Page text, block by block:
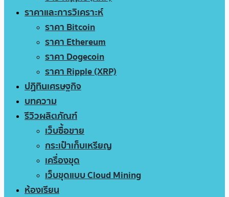
ราคาและการวิเคราะห์
ราคา Bitcoin
ราคา Ethereum
ราคา Dogecoin
ราคา Ripple (XRP)
ปฏิทินเศรษฐกิจ
บทความ
รีวิวผลิตภัณฑ์
เว็บซื้อขาย
กระเป๋าเก็บเหรียญ
เครื่องขุด
เว็บขุดแบบ Cloud Mining
ห้องเรียน